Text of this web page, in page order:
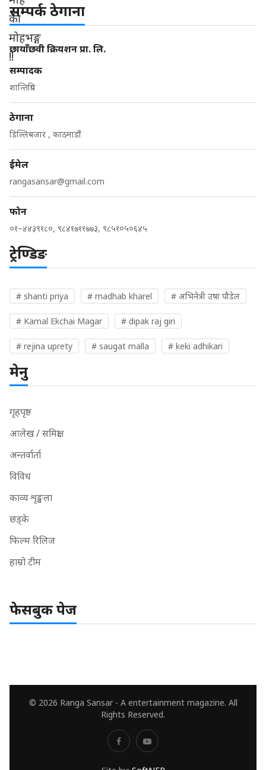
सम्पर्क ठेगाना
छायाँछवी क्रियशन प्रा. लि.
सम्पादक
शान्तिप्रिय
ठेगाना
डिल्लिबजार , काठमाडौं
ईमेल
rangasansar@gmail.com
फोन
०१–४४३९१८०, ९८४१७११७७३, ९८५१०५०६४५
ट्रेण्डिङ
# shanti priya # madhab kharel # अभिनेत्री उषा पौडेल
# Kamal Ekchai Magar # dipak raj giri
# rejina uprety # saugat malla # keki adhikari
मेनु
गृहपृष्ठ
आलेख / समिक्षा
अन्तर्वार्ता
विविध
काव्य शृङ्खला
छड्के
फिल्म रिलिज
हाम्रो टीम
फेसबुक पेज
© 2026 Ranga Sansar - A entertainment magazine. All
Rights Reserved.